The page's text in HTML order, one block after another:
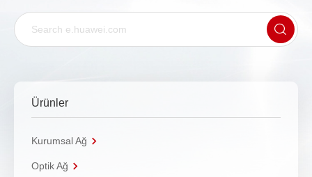
Ürünler
Kurumsal Ağ
Optik Ağ